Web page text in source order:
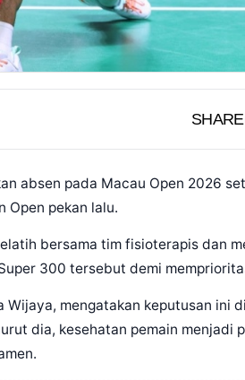
SHARE
absen pada Macau Open 2026
Open pekan lalu.
bersama tim fisioterapis dan
300 tersebut demi
Wijaya, mengatakan keputusan ini
dia, kesehatan pemain menjadi